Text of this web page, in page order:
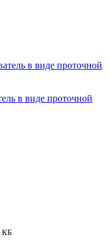
в виде проточной
КБ